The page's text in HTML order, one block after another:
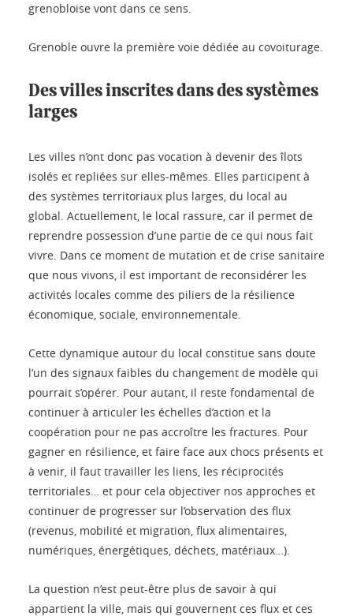
grenobloise vont dans ce sens.
Grenoble ouvre la première voie dédiée au covoiturage.
Des villes inscrites dans des systèmes
larges
Les villes n’ont donc pas vocation à devenir des îlots
isolés et repliées sur elles-mêmes. Elles participent à
des systèmes territoriaux plus larges, du local au
global. Actuellement, le local rassure, car il permet de
reprendre possession d’une partie de ce qui nous fait
vivre. Dans ce moment de mutation et de crise sanitaire
que nous vivons, il est important de reconsidérer les
activités locales comme des piliers de la résilience
économique, sociale, environnementale.
Cette dynamique autour du local constitue sans doute
l’un des signaux faibles du changement de modèle qui
pourrait s’opérer. Pour autant, il reste fondamental de
continuer à articuler les échelles d’action et la
coopération pour ne pas accroître les fractures. Pour
gagner en résilience, et faire face aux chocs présents et
à venir, il faut travailler les liens, les réciprocités
territoriales… et pour cela objectiver nos approches et
continuer de progresser sur l’observation des flux
(revenus, mobilité et migration, flux alimentaires,
numériques, énergétiques, déchets, matériaux…).
La question n’est peut-être plus de savoir à qui
appartient la ville, mais qui gouvernent ces flux et ces